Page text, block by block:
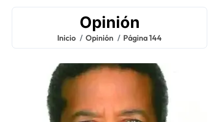
Opinión
Inicio Opinión Página 144